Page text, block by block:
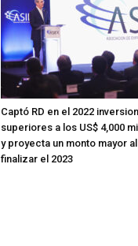
Captó RD en el 2022
superiores a los US$ 4,000
y proyecta un monto mayor al
finalizar el 2023